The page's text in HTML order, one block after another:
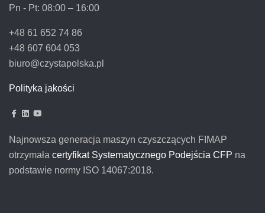
Pn - Pt: 08:00 – 16:00
+48 61 652 74 86
+48 607 604 053
biuro@czystapolska.pl
Polityka jakości
Najnowsza generacja maszyn czyszczących FIMAP
otrzymała certyfikat Systematycznego Podejścia CFP na
podstawie normy ISO 14067:2018.